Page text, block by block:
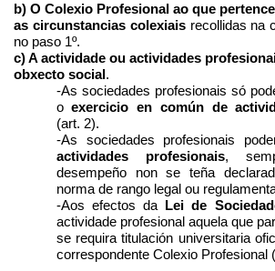
b) O Colexio Profesional ao que
as circunstancias colexiais recollidas na
no paso 1º.
c) A actividade ou actividades
obxecto social.
-As sociedades profesionais só
oexercicio en común de
(art. 2).
-As sociedades profesionais
actividades profesionais,
desempeño non se teña
norma de rango legal ou
-Aos efectos da Lei de
actividade profesional aquela que
se requira titulación universitaria
correspondente Colexio Profesional